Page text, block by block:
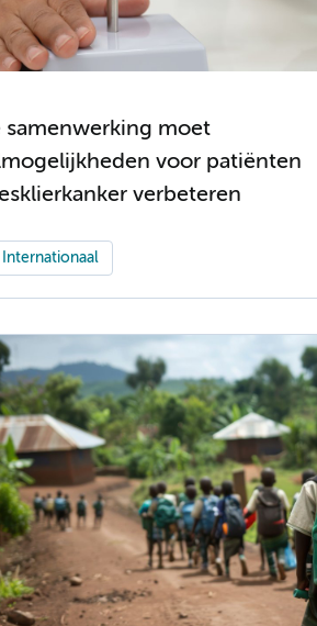
samenwerking moet
voor patiënten
verbeteren
Internationaal